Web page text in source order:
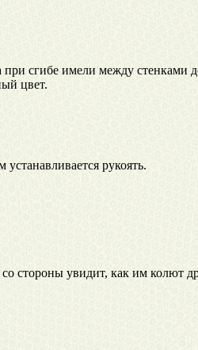
сгибе имели между стенками
цвет.
рукоять.
стороны увидит, как им колют